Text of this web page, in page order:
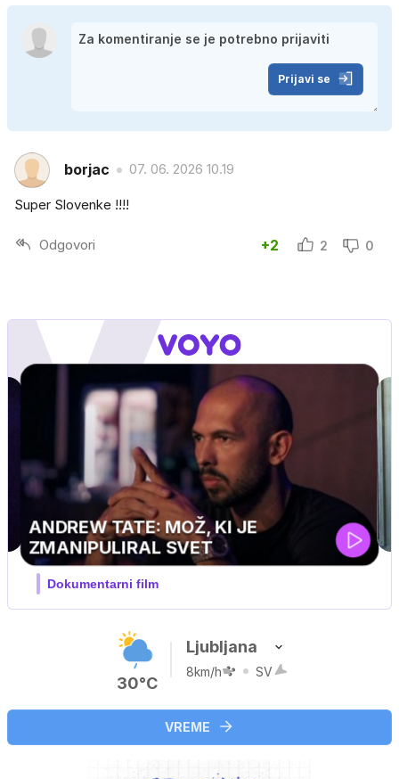
Prijavi se
borjac 07. 06. 2026 10.19
Super Slovenke !!!!
Odgovori +2 2 0
UEFA SUPERPOKAL
V živo na VOYO: sreda ob 20.30
30°C
Ljubljana
8km/h SV
VREME